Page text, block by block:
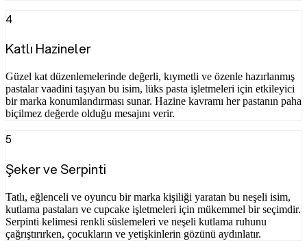
4
Katlı Hazineler
Güzel kat düzenlemelerinde değerli, kıymetli ve özenle hazırlanmış
pastalar vaadini taşıyan bu isim, lüks pasta işletmeleri için etkileyici
bir marka konumlandırması sunar. Hazine kavramı her pastanın paha
biçilmez değerde olduğu mesajını verir.
5
Şeker ve Serpinti
Tatlı, eğlenceli ve oyuncu bir marka kişiliği yaratan bu neşeli isim,
kutlama pastaları ve cupcake işletmeleri için mükemmel bir seçimdir.
Serpinti kelimesi renkli süslemeleri ve neşeli kutlama ruhunu
çağrıştırırken, çocukların ve yetişkinlerin gözünü aydınlatır.